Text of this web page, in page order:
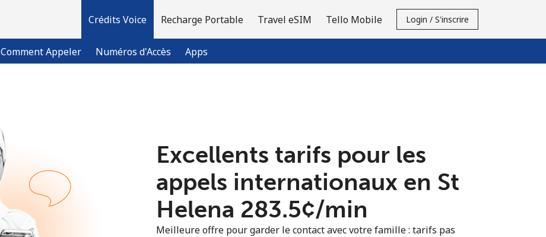
Crédits Voice
Comment Appeler Numéros d'Accès Apps
Recharge Portable Travel eSIM Tello Mobile Login / S'inscrire
Vous avez déjà un compte?Connectez-vous →
S'enregistrer avec
Excellents tarifs pour les
appels internationaux en St
Helena ⁦283.5¢⁩/min
Meilleure offre pour garder le contact avec votre famille : tarifs pas